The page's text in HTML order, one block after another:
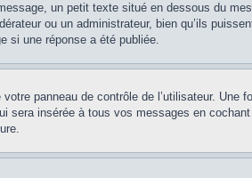
un petit texte situé en dessous du
ou un administrateur, bien qu’ils
si une réponse a été publiée.
panneau de contrôle de l’utilisateur.
sera insérée à tous vos messages en